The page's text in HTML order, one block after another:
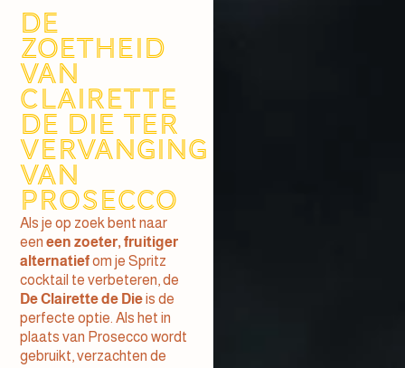
De
zoetheid
van
Clairette
de Die ter
vervanging
van
Prosecco
Als je op zoek bent naar
eeneen zoeter, fruitiger
alternatiefom je Spritz
cocktail te verbeteren, de
De Clairette de Dieis de
perfecte optie. Als het in
plaats van Prosecco wordt
gebruikt, verzachten de